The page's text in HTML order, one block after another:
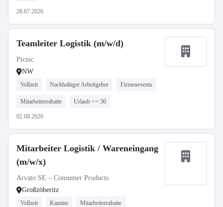
28.07.2026
Teamleiter Logistik (m/w/d)
Picnic
NW
Vollzeit Nachhaltiger Arbeitgeber Firmenevents
Mitarbeiterrabatte Urlaub >= 30
02.08.2026
Mitarbeiter Logistik / Wareneingang
(m/w/x)
Arvato SE – Consumer Products
Großzöberitz
Vollzeit Kantine Mitarbeiterrabatte